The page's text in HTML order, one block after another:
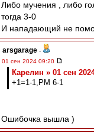
Либо мучения , либо
тогда 3-0
И нападающий не
arsgarage -
01 сен 2024 09:20
Карелин » 01 сен
+1=1-1,РМ 6-1
Ошибочка вышла )